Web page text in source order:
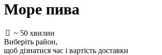
Море пива
~ 50 хвилин
Виберіть район,
щоб дізнатися час і вартість доставки